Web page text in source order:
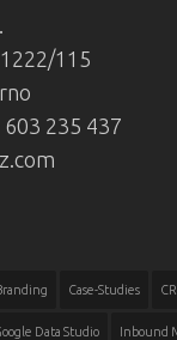
115
235 437
Case-Studies
Data Studio Inbound